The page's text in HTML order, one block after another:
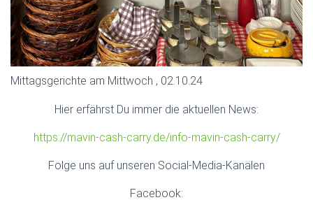
Mittagsgerichte am Mittwoch , 02.10.24
Hier erfährst Du immer die aktuellen News:
https://mavin-cash-carry.de/info-mavin-cash-carry/
Folge uns auf unseren Social-Media-Kanälen
Facebook: